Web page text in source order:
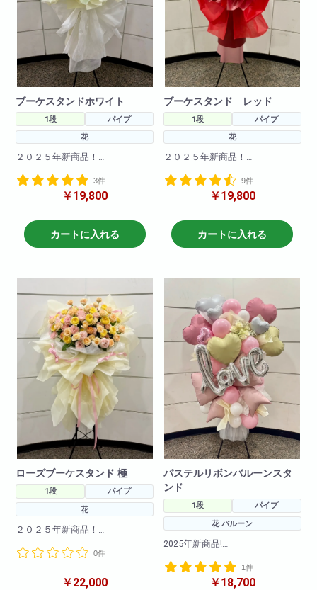
ブーケスタンドホワイト
1段
パイプ
花
２０２５年新商品！
が登場！
まだ日本では珍しいスタンド花
てます！
さらに今回は白色の指定でお作
チ
急な御注文にも対応しておりま
すので直接当店までお問い合わ
せ下さい!
※写真はイメージです
仕入れ状況により花材は変動い
たしますので
何卒ご了承ください。
3件
￥19,800
カートに入れる
ブーケスタンド レッド
1段
パイプ
花
２０２５年新商品！
が登場！
まだ日本では珍しいスタンド花
てます！
さらに今回は赤色の指定でお作
急な御注文にも対応しておりま
すので直接当店までお問い合わ
せ下さい!
※写真はイメージです
仕入れ状況により花材は変動い
たしますので
何卒ご了承ください。
9件
￥19,800
カートに入れる
ローズブーケスタンド 極
1段
パイプ
花
２０２５年新商品！
が登場！
です！！とても可愛く仕上がっ
0件
￥22,000
パステルリボンバルーンスタ
ンド
1段
パイプ
花 バルーン
2025年新商品!
花を使用して
流行りのリボンも付いて可愛く
1件
￥18,700